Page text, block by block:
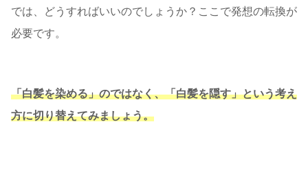
では、どうすればいいのでしょうか？ここで発想の転換が
必要です。
「白髪を染める」のではなく、「白髪を隠す」という考え
方に切り替えてみましょう。